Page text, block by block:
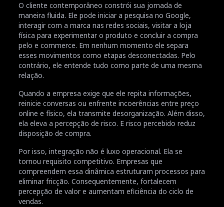
O cliente contemporâneo constrói sua jornada de
maneira fluida. Ele pode iniciar a pesquisa no Google,
interagir com a marca nas redes sociais, visitar a loja
física para experimentar o produto e concluir a compra
pelo e commerce. Em nenhum momento ele separa
esses movimentos como etapas desconectadas. Pelo
contrário, ele entende tudo como parte de uma mesma
relação.
Quando a empresa exige que ele repita informações,
reinicie conversas ou enfrente incoerências entre preço
online e físico, ela transmite desorganização. Além disso,
ela eleva a percepção de risco. E risco percebido reduz
disposição de compra.
Por isso, integração não é luxo operacional. Ela se
tornou requisito competitivo. Empresas que
compreendem essa dinâmica estruturam processos para
eliminar fricção. Consequentemente, fortalecem
percepção de valor e aumentam eficiência do ciclo de
vendas.